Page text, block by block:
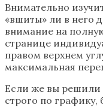
Внимательно
«вшиты» ли в него
внимание на
странице
правом верхнем
максимальная
Если же вы решили
строго по графику,